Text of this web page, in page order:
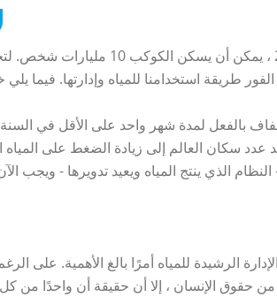
المياه العذبة في العالم محدودة ، وبحلول عام 2050 ،
شخص من الجفاف بالفعل لمدة شهر واحد على الأقل في
عدد سكان العالم إلى زيادة الضغط على المياه
الرشيدة للمياه أمرًا بالغ الأهمية. على
حقوق الإنسان ، إلا أن حقيقة أن واحدًا من